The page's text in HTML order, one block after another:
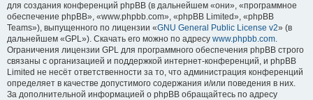
для создания конференций phpBB (в дальнейшем «они», «программное
обеспечение phpBB», «www.phpbb.com», «phpBB Limited», «phpBB
Teams»), выпущенного по лицензии «GNU General Public License v2» (в
дальнейшем «GPL»). Скачать его можно по адресу www.phpbb.com.
Ограничения лицензии GPL для программного обеспечения phpBB строго
связаны с организацией и поддержкой интернет-конференций, и phpBB
Limited не несёт ответственности за то, что администрация конференций
определяет в качестве допустимого содержания и/или поведения в них.
За дополнительной информацией о phpBB обращайтесь по адресу